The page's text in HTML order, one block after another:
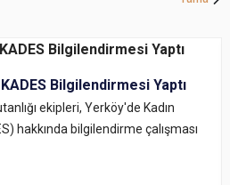
Bilgilendirmesi Yaptı
ekipleri, Yerköy'de Kadın
hakkında bilgilendirme çalışması